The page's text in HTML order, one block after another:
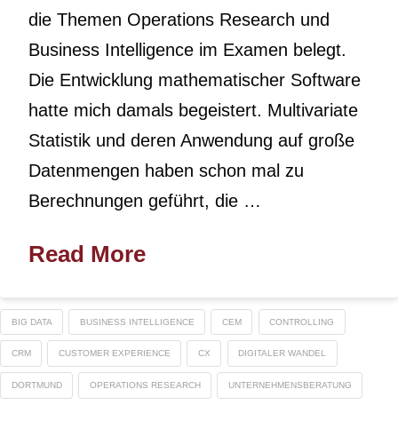
die Themen Operations Research und
Business Intelligence im Examen belegt.
Die Entwicklung mathematischer Software
hatte mich damals begeistert. Multivariate
Statistik und deren Anwendung auf große
Datenmengen haben schon mal zu
Berechnungen geführt, die …
Read More
BIG DATA BUSINESS INTELLIGENCE CEM CONTROLLING
CRM CUSTOMER EXPERIENCE CX DIGITALER WANDEL
DORTMUND OPERATIONS RESEARCH UNTERNEHMENSBERATUNG